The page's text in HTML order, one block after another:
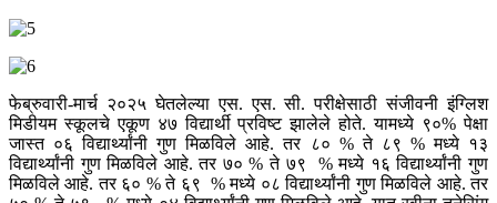
फेब्रुवारी-मार्च २०२५ घेतलेल्या एस. एस. सी. परीक्षेसाठी संजीवनी इंग्लिश
मिडीयम स्कूलचे एकूण ४७ विद्यार्थी प्रविष्ट झालेले होते. यामध्ये ९०% पेक्षा
जास्त ०६ विद्यार्थ्यांनी गुण मिळविले आहे. तर ८० % ते ८९ % मध्ये १३
विद्यार्थ्यांनी गुण मिळविले आहे. तर ७० % ते ७९ % मध्ये १६ विद्यार्थ्यांनी गुण
मिळविले आहे. तर ६० % ते ६९ % मध्ये ०८ विद्यार्थ्यांनी गुण मिळविले आहे. तर